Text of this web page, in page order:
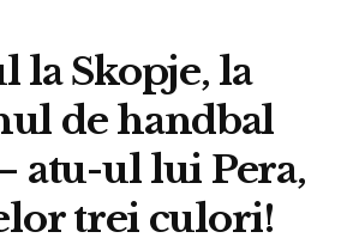
la Skopje, la
de handbal
atu-ul lui Pera,
trei culori!